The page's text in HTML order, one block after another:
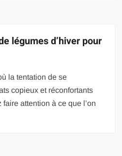
légumes d’hiver pour
la tentation de se
copieux et réconfortants
attention à ce que l’on